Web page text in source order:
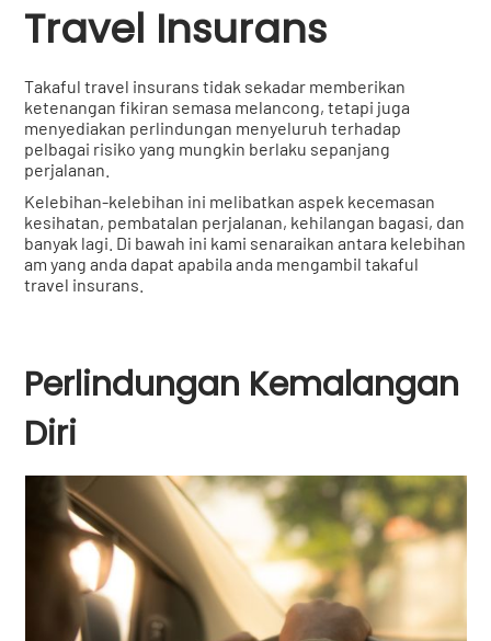
Travel Insurans
Takaful travel insurans tidak sekadar memberikan
ketenangan fikiran semasa melancong, tetapi juga
menyediakan perlindungan menyeluruh terhadap
pelbagai risiko yang mungkin berlaku sepanjang
perjalanan.
Kelebihan-kelebihan ini melibatkan aspek kecemasan
kesihatan, pembatalan perjalanan, kehilangan bagasi, dan
banyak lagi. Di bawah ini kami senaraikan antara kelebihan
am yang anda dapat apabila anda mengambil takaful
travel insurans.
Perlindungan Kemalangan
Diri